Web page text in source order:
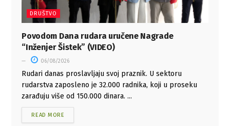
DRUŠTVO
Povodom Dana rudara uručene Nagrade
“Inženjer Šistek” (VIDEO)
06/08/2026
Rudari danas proslavljaju svoj praznik. U sektoru
rudarstva zaposleno je 32.000 radnika, koji u proseku
zarađuju više od 150.000 dinara. ...
READ MORE